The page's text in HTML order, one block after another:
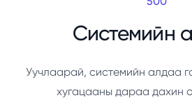
Системийн
Уучлаарай, системийн алдаа
хугацааны дараа дахин